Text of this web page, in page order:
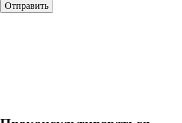
Отправить